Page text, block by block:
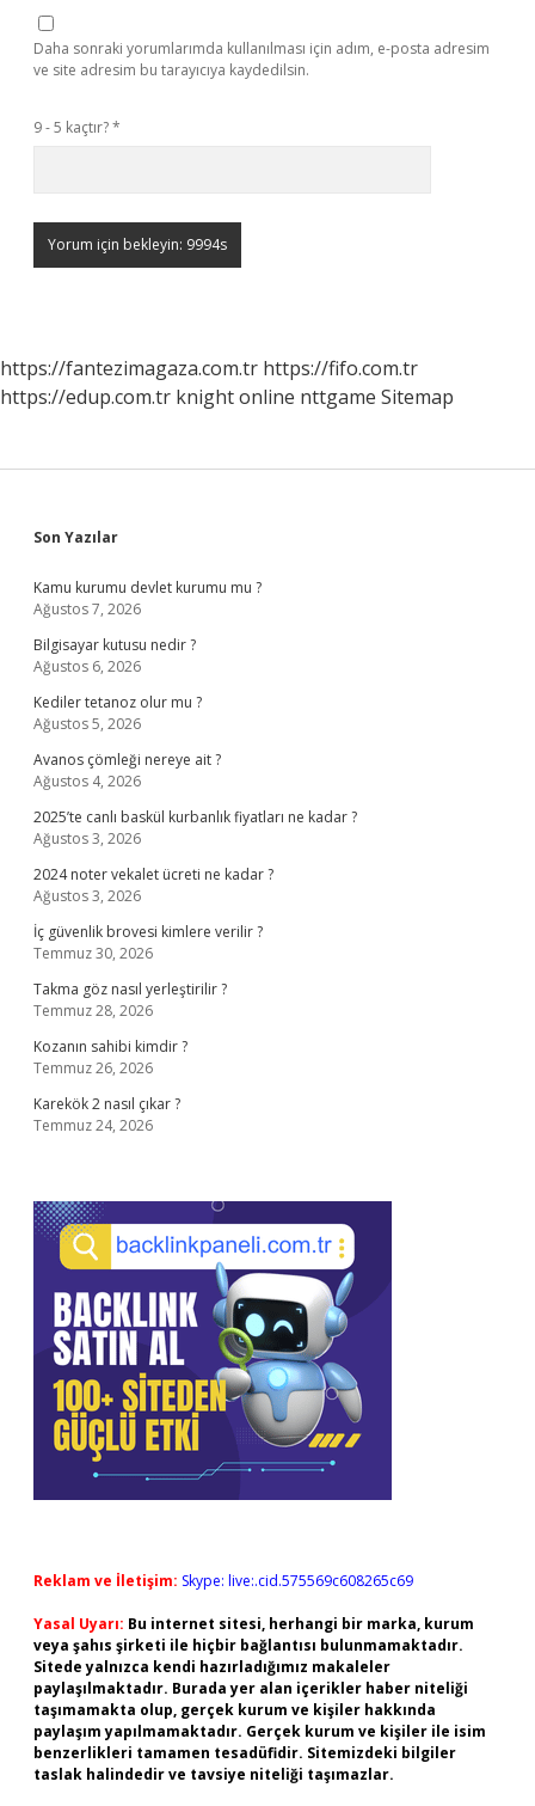
Daha sonraki yorumlarımda kullanılması için adım, e-posta adresim
ve site adresim bu tarayıcıya kaydedilsin.
9 - 5 kaçtır?*
https://fantezimagaza.com.tr https://fifo.com.tr
https://edup.com.tr knight online nttgame Sitemap
Sidebar
Son Yazılar
Kamu kurumu devlet kurumu mu ?
Ağustos 7, 2026
Bilgisayar kutusu nedir ?
Ağustos 6, 2026
Kediler tetanoz olur mu ?
Ağustos 5, 2026
Avanos çömleği nereye ait ?
Ağustos 4, 2026
2025’te canlı baskül kurbanlık fiyatları ne kadar ?
Ağustos 3, 2026
2024 noter vekalet ücreti ne kadar ?
Ağustos 3, 2026
İç güvenlik brovesi kimlere verilir ?
Temmuz 30, 2026
Takma göz nasıl yerleştirilir ?
Temmuz 28, 2026
Kozanın sahibi kimdir ?
Temmuz 26, 2026
Karekök 2 nasıl çıkar ?
Temmuz 24, 2026
Reklam ve İletişim: Skype: live:.cid.575569c608265c69
Yasal Uyarı: Bu internet sitesi, herhangi bir marka, kurum
veya şahıs şirketi ile hiçbir bağlantısı bulunmamaktadır.
Sitede yalnızca kendi hazırladığımız makaleler
paylaşılmaktadır. Burada yer alan içerikler haber niteliği
taşımamakta olup, gerçek kurum ve kişiler hakkında
paylaşım yapılmamaktadır. Gerçek kurum ve kişiler ile isim
benzerlikleri tamamen tesadüfidir. Sitemizdeki bilgiler
taslak halindedir ve tavsiye niteliği taşımazlar.